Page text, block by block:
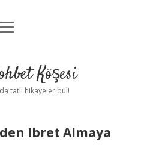
Uyarı
menüyü
Köşesi
tatlı hikayeler bul!
Ibret Almaya